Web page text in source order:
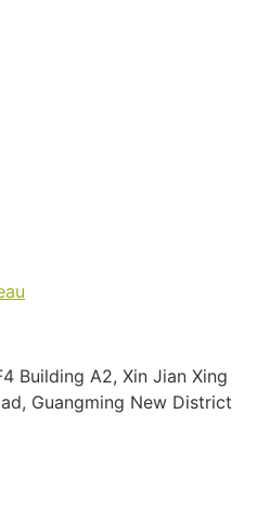
Building A2, Xin Jian Xing
Guangming New District